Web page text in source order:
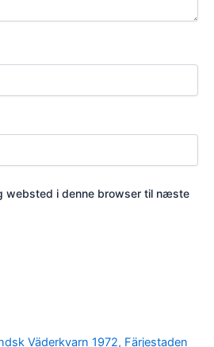
websted i denne browser til næste